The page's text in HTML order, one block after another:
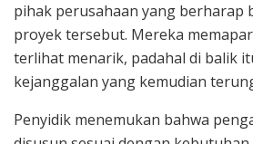
pihak perusahaan yang berharap
proyek tersebut. Mereka
terlihat menarik, padahal di balik
kejanggalan yang kemudian
Penyidik menemukan bahwa